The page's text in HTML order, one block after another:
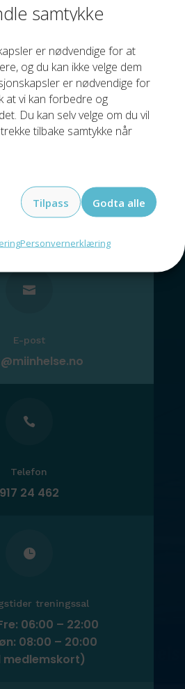
samtykke
er nødvendige for at
og du kan ikke velge dem
er nødvendige for
at vi kan forbedre og
Du kan selv velge om du vil
tilbake samtykke når
Godta alle
Tilpass
Personvernerklæring

E-post

Telefon
917 24 462

treningssal
06:00 – 22:00
08:00 – 20:00
medlemskort)